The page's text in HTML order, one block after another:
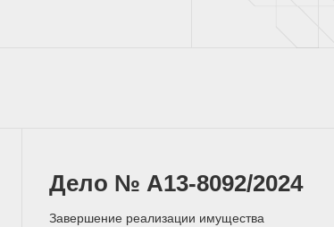
Дело № А13-8092/2024
Завершение реализации имущества